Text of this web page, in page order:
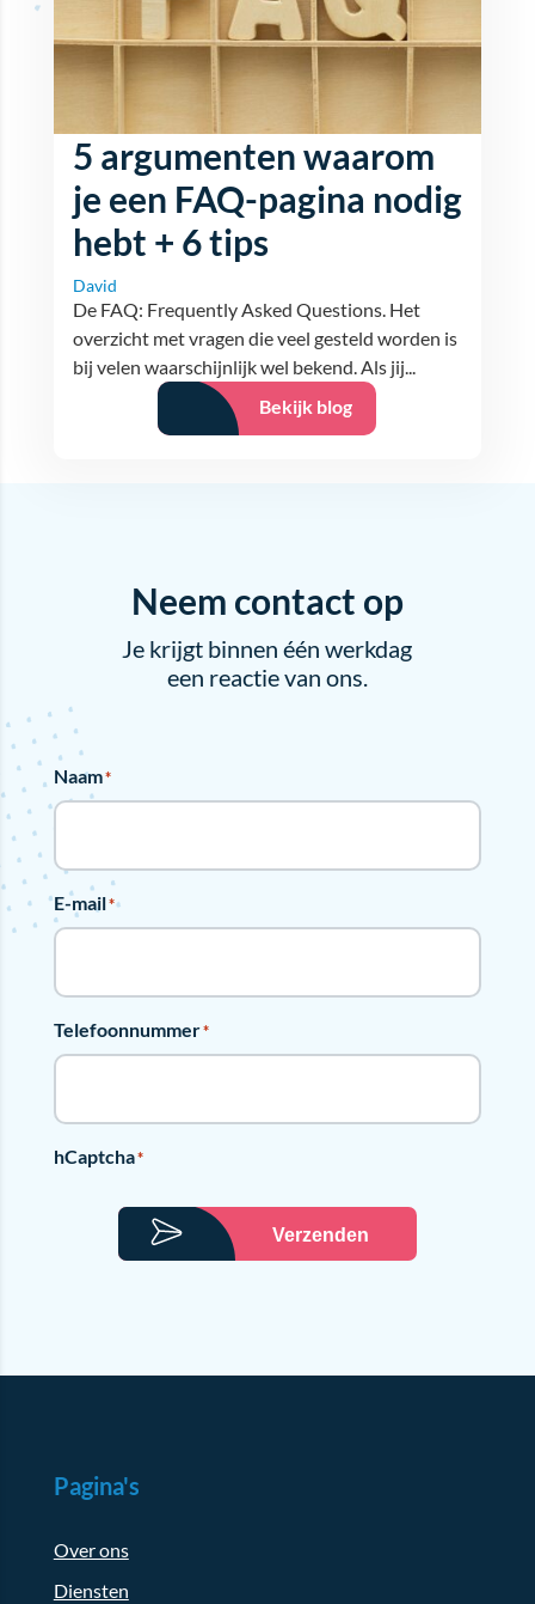
5 argumenten waarom
je een FAQ-pagina nodig
hebt + 6 tips
David
De FAQ: Frequently Asked Questions. Het
overzicht met vragen die veel gesteld worden is
bij velen waarschijnlijk wel bekend. Als jij...
Bekijk blog
Neem contact op
Je krijgt binnen één werkdag
een reactie van ons.
Naam*
E-mail*
Telefoonnummer*
hCaptcha*
Verzenden
Pagina's
Over ons
Diensten